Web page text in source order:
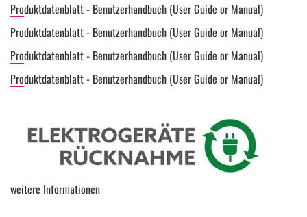
Produktdatenblatt - Benutzerhandbuch (User Guide or Manual)
Produktdatenblatt - Benutzerhandbuch (User Guide or Manual)
Produktdatenblatt - Benutzerhandbuch (User Guide or Manual)
Produktdatenblatt - Benutzerhandbuch (User Guide or Manual)
weitere Informationen